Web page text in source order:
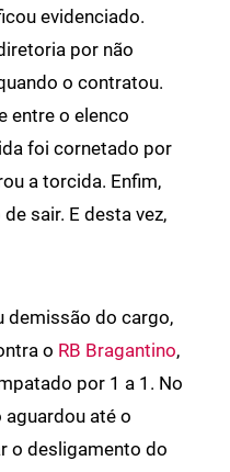
evidenciado.
por não
o contratou.
entre o elenco
foi cornetado por
a torcida. Enfim,
sair. E desta vez,
demissão do cargo,
o RB Bragantino,
por 1 a 1. No
até o
o desligamento do